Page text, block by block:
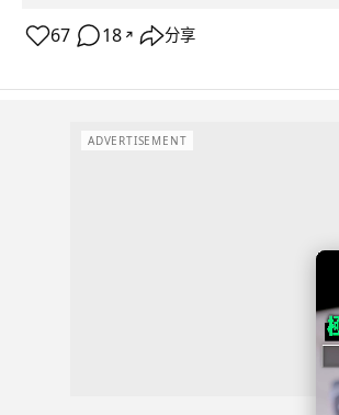
67 18 ↗ 分享
ADVERTISEMENT